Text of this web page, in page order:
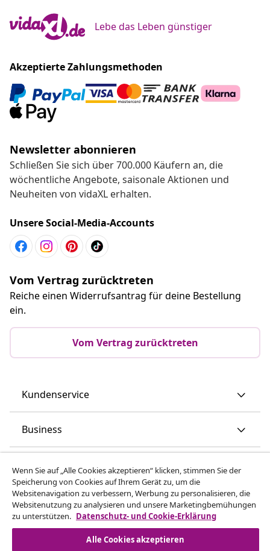
Lebe das Leben günstiger
Akzeptierte Zahlungsmethoden
Newsletter abonnieren
Schließen Sie sich über 700.000 Käufern an, die
wöchentliche Angebote, saisonale Aktionen und
Neuheiten von vidaXL erhalten.
Unsere Social-Media-Accounts
Vom Vertrag zurücktreten
Reiche einen Widerrufsantrag für deine Bestellung
ein.
Vom Vertrag zurücktreten
Kundenservice
Business
vidaXL
Mehr entdecken
Wenn Sie auf „Alle Cookies akzeptieren“ klicken, stimmen Sie der
Speicherung von Cookies auf Ihrem Gerät zu, um die
Websitenavigation zu verbessern, Werbung zu personalisieren, die
Websitenutzung zu analysieren und unsere Marketingbemühungen
zu unterstützen. Datenschutz- und Cookie-Erklärung
Alle Cookies akzeptieren